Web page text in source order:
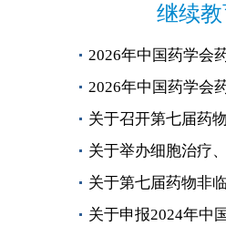
继续
2026年中国药学会
2026年中国药学会
关于召开第七届药
关于举办细胞治疗
关于第七届药物非
关于申报2024年中